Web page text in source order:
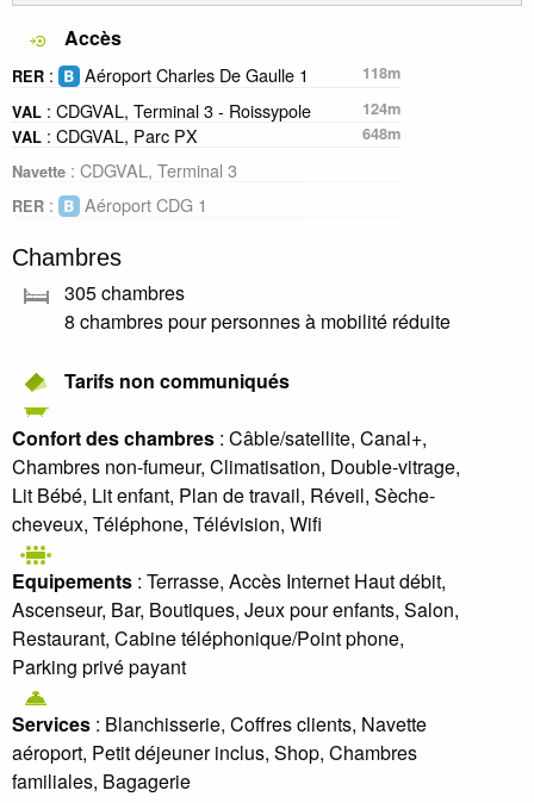
Accès
RER : Aéroport Charles De Gaulle 1
118m
VAL : CDGVAL, Terminal 3 - Roissypole
124m
VAL : CDGVAL, Parc PX
648m
Navette : CDGVAL, Terminal 3
RER : Aéroport CDG 1
Chambres
305 chambres
8 chambres pour personnes à mobilité réduite
Tarifs non communiqués
Confort des chambres : Câble/satellite, Canal+,
Chambres non-fumeur, Climatisation, Double-vitrage,
Lit Bébé, Lit enfant, Plan de travail, Réveil, Sèche-
cheveux, Téléphone, Télévision, Wifi
Equipements : Terrasse, Accès Internet Haut débit,
Ascenseur, Bar, Boutiques, Jeux pour enfants, Salon,
Restaurant, Cabine téléphonique/Point phone,
Parking privé payant
Services : Blanchisserie, Coffres clients, Navette
aéroport, Petit déjeuner inclus, Shop, Chambres
familiales, Bagagerie